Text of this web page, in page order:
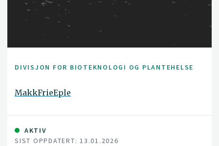
DIVISJON FOR BIOTEKNOLOGI OG PLANTEHELSE
MakkFrieEple
AKTIV
SIST OPPDATERT: 13.01.2026